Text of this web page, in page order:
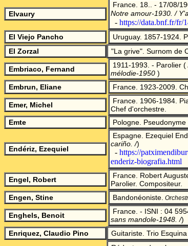
Elvaury
France. 18.. - 17/08/
Notre amour-1930. /
- https://data.bnf.fr/fr/
El Viejo Pancho Uruguay. 1857-1924.
El Zorzal "La grive". Surnom de
Embriaco, Fernand 1911-1993. - Parolier (
mélodie-1950 )
Embrun, Eliane
France. 1923-2009.
Emer, Michel
France. 1906-1984.
Chef d'orchestre.
Emte Pologne.
Endériz, Ezequiel
Espagne. Ezequiel
cariño. /)
- https://
enderiz-biografia.html
Engel, Robert
France. Robert
Parolier. Compositeur.
Engen, Stine Bandonéoniste.
Enghels, Benoit France. - ISNI : 04
sans mandole-1948. /)
Enriquez, Claudio Pino
Guitariste. Trio Esquina